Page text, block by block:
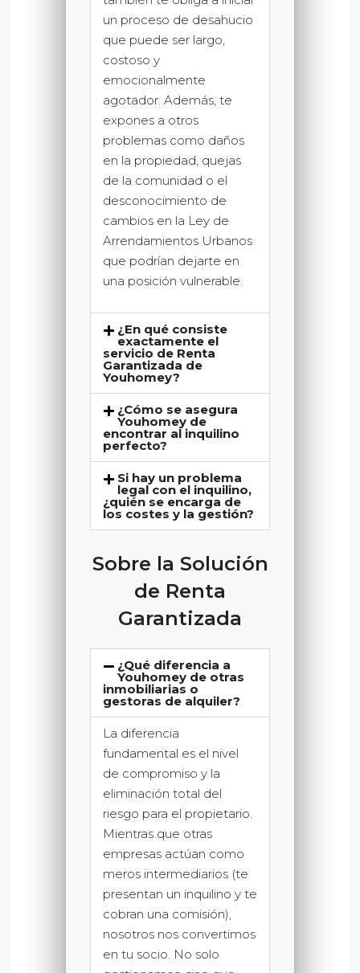
un proceso de desahucio
que puede ser largo,
costoso y
emocionalmente
agotador. Además, te
expones a otros
problemas como daños
en la propiedad, quejas
de la comunidad o el
desconocimiento de
cambios en la Ley de
Arrendamientos Urbanos
que podrían dejarte en
una posición vulnerable.
¿En qué consiste
exactamente el
servicio de Renta
Garantizada de
Youhomey?
¿Cómo se asegura
Youhomey de
encontrar al inquilino
perfecto?
Si hay un problema
legal con el inquilino,
¿quién se encarga de
los costes y la gestión?
Sobre la Solución
de Renta
Garantizada
¿Qué diferencia a
Youhomey de otras
inmobiliarias o
gestoras de alquiler?
La diferencia
fundamental es el nivel
de compromiso y la
eliminación total del
riesgo para el propietario.
Mientras que otras
empresas actúan como
meros intermediarios (te
presentan un inquilino y te
cobran una comisión),
nosotros nos convertimos
en tu socio. No solo